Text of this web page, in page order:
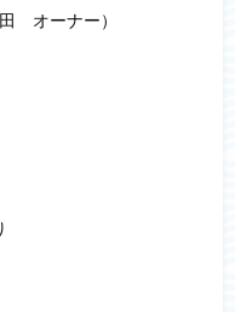
オーナー）